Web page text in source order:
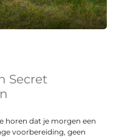
Secret
horen dat je morgen een
voorbereiding, geen